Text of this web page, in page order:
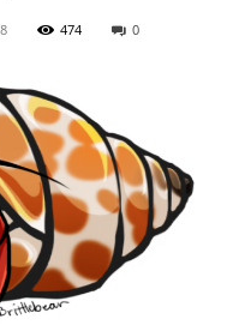
474 0